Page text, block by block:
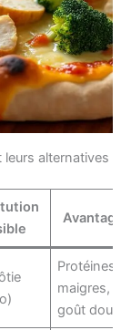
alternatives
Avantage
Protéines
maigres,
goût doux